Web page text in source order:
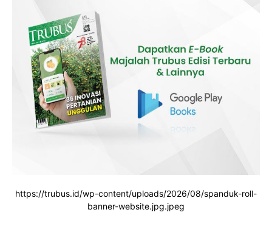
https://trubus.id/wp-content/uploads/2026/08/spanduk-roll-
banner-website.jpg.jpeg